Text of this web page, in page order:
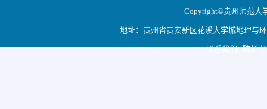
Copyright©贵州师范大
地址：贵州省贵安新区花溪大学城地理与
联系我们 院长书